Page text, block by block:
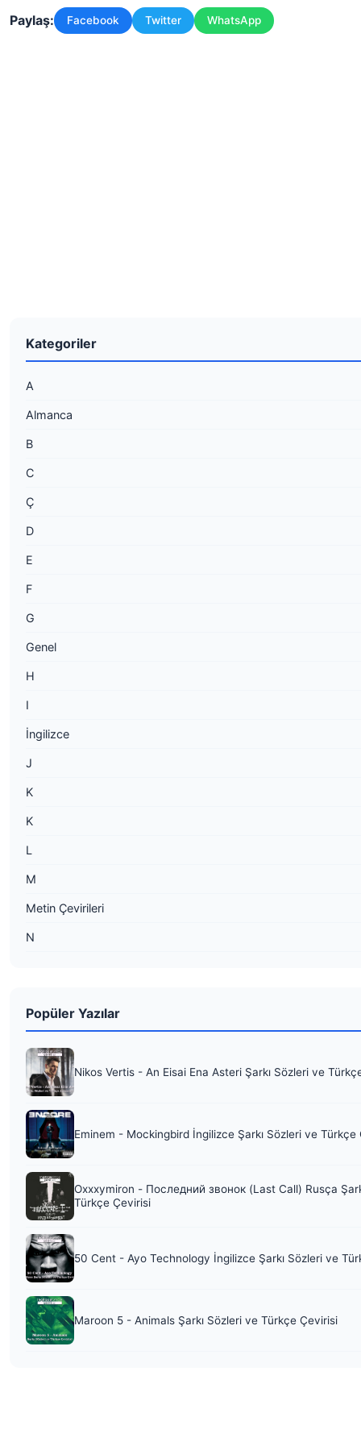
Paylaş: Facebook Twitter WhatsApp
Kategoriler
A
Almanca
B
C
Ç
D
E
F
G
Genel
H
I
İngilizce
J
K
K
L
M
Metin Çevirileri
N
Popüler Yazılar
Nikos Vertis - An Eisai Ena Asteri Şarkı Sözleri ve
Eminem - Mockingbird İngilizce Şarkı Sözleri ve Türkçe
Oxxxymiron - Последний звонок (Last Call) Rusça
Türkçe Çevirisi
50 Cent - Ayo Technology İngilizce Şarkı Sözleri ve
Maroon 5 - Animals Şarkı Sözleri ve Türkçe Çevirisi